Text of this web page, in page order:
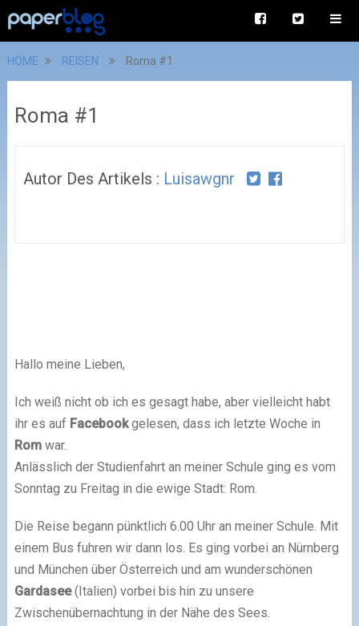
HOME REISEN Roma #1
Roma #1
Autor Des Artikels : Luisawgnr
Hallo meine Lieben,
Ich weiß nicht ob ich es gesagt habe, aber vielleicht habt
ihr es auf Facebookgelesen, dass ich letzte Woche in
Romwar.
Anlässlich der Studienfahrt an meiner Schule ging es vom
Sonntag zu Freitag in die ewige Stadt: Rom.
Die Reise begann pünktlich 6.00 Uhr an meiner Schule. Mit
einem Bus fuhren wir dann los. Es ging vorbei an Nürnberg
und München über Österreich und am wunderschönen
Gardasee(Italien) vorbei bis hin zu unsere
Zwischenübernachtung in der Nähe des Sees.